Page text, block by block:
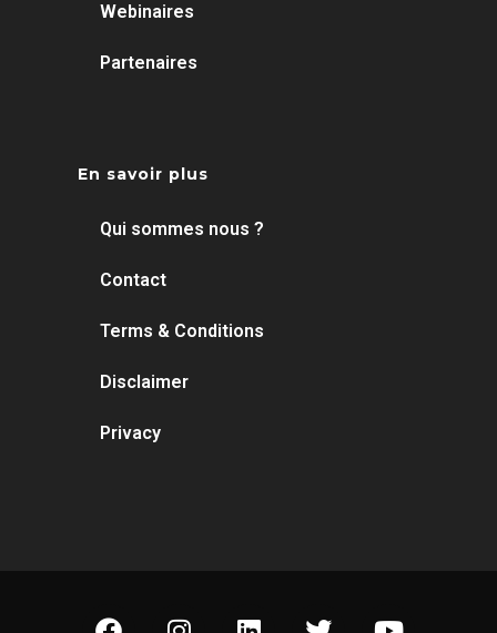
Webinaires
Partenaires
En savoir plus
Qui sommes nous ?
Contact
Terms & Conditions
Disclaimer
Privacy